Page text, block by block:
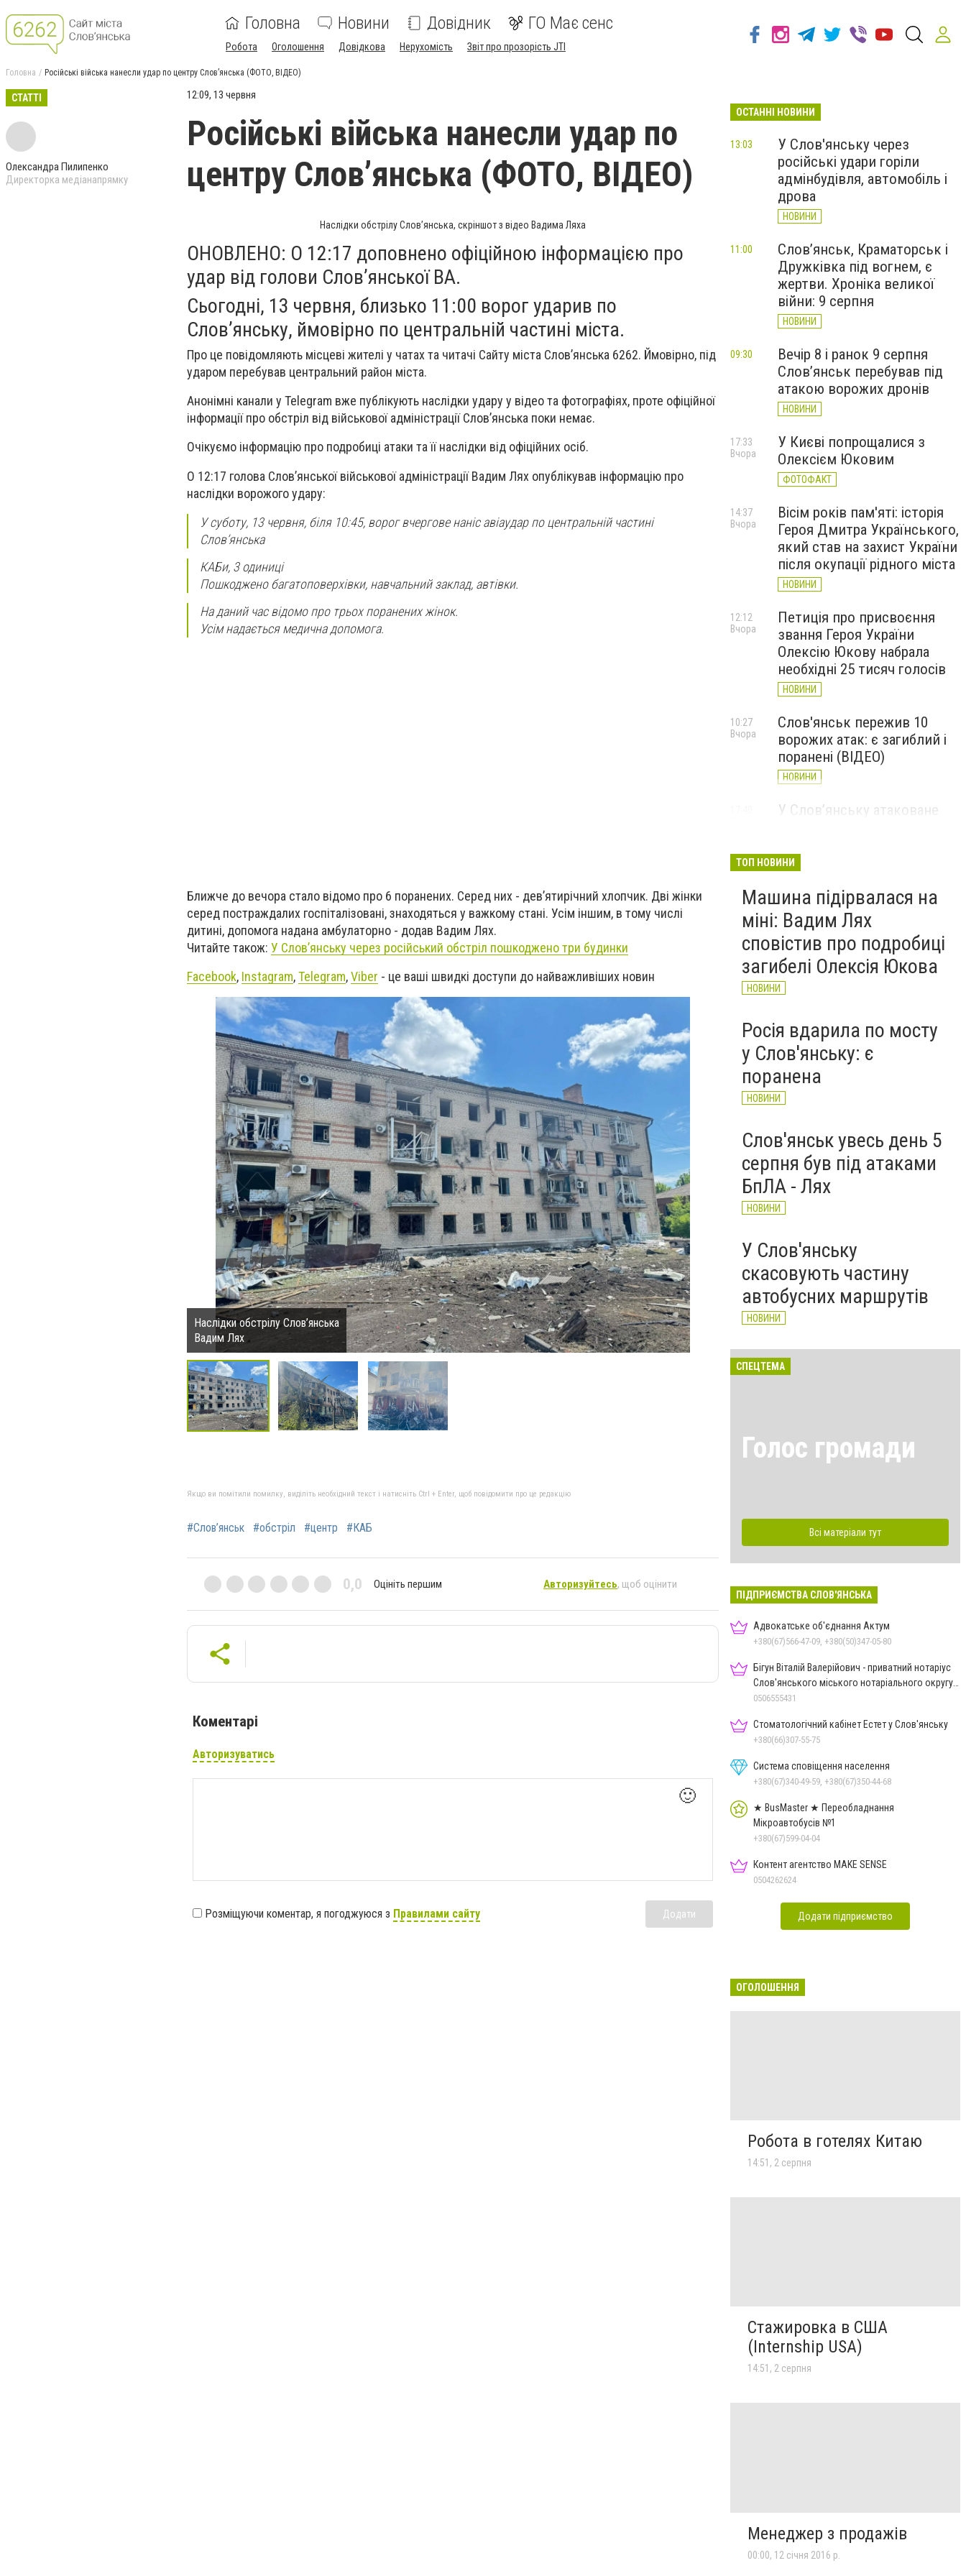
Головна Новини Довідник ГО Має сенс
Робота Оголошення Довідкова Нерухомість Звіт про прозорість JTI
Головна Російські війська нанесли удар по центру Слов’янська (ФОТО, ВІДЕО)
СТАТТІ
Олександра Пилипенко
Директорка медіанапрямку
12:09, 13 червня
Російські війська нанесли удар по
центру Слов’янська (ФОТО, ВІДЕО)
Наслідки обстрілу Слов’янська, скріншот з відео Вадима Ляха
ОНОВЛЕНО: О 12:17 доповнено офіційною інформацією про
удар від голови Слов’янської ВА.
Сьогодні, 13 червня, близько 11:00 ворог ударив по
Слов’янську, ймовірно по центральній частині міста.
Про це повідомляють місцеві жителі у чатах та читачі Сайту міста Слов’янська 6262. Ймовірно, під
ударом перебував центральний район міста.
Анонімні канали у Telegram вже публікують наслідки удару у відео та фотографіях, проте офіційної
інформації про обстріл від військової адміністрації Слов’янська поки немає.
Очікуємо інформацію про подробиці атаки та її наслідки від офіційних осіб.
О 12:17 голова Слов’янської військової адміністрації Вадим Лях опублікував інформацію про
наслідки ворожого удару:
У суботу, 13 червня, біля 10:45, ворог вчергове наніс авіаудар по центральній частині
Словʼянська
КАБи, 3 одиниці
Пошкоджено багатоповерхівки, навчальний заклад, автівки.
На даний час відомо про трьох поранених жінок.
Усім надається медична допомога.
Ближче до вечора стало відомо про 6 поранених. Серед них - девʼятирічний хлопчик. Дві жінки
серед постраждалих госпіталізовані, знаходяться у важкому стані. Усім іншим, в тому числі
дитині, допомога надана амбулаторно - додав Вадим Лях.
Читайте також: У Слов’янську через російський обстріл пошкоджено три будинки
Facebook, Instagram,Telegram,Viber - це ваші швидкі доступи до найважливіших новин
Наслідки обстрілу Слов’янська
Вадим Лях
Наслідки обстрілу Слов’янська
Якщо ви помітили помилку, виділіть необхідний текст і натисніть Ctrl + Enter, щоб повідомити про це редакцію
#Слов’янськ #обстріл #центр #КАБ
0,0 Оцініть першим Авторизуйтесь, щоб оцінити
Коментарі
Авторизуватись
🙂
Розміщуючи коментар, я погоджуюся з Правилами сайту Додати
ОСТАННІ НОВИНИ
У Слов'янську через
російські удари горіли
адмінбудівля, автомобіль і
дрова
НОВИНИ
13:03
Слов’янськ, Краматорськ і
Дружківка під вогнем, є
жертви. Хроніка великої
війни: 9 серпня
НОВИНИ
11:00
Вечір 8 і ранок 9 серпня
Слов’янськ перебував під
атакою ворожих дронів
НОВИНИ
09:30
У Києві попрощалися з
Олексієм Юковим
ФОТОФАКТ
17:33
Вчора
Вісім років пам'яті: історія
Героя Дмитра Українського,
який став на захист України
після окупації рідного міста
НОВИНИ
14:37
Вчора
Петиція про присвоєння
звання Героя України
Олексію Юкову набрала
необхідні 25 тисяч голосів
НОВИНИ
12:12
Вчора
Слов'янськ пережив 10
ворожих атак: є загиблий і
поранені (ВІДЕО)
НОВИНИ
10:27
Вчора
У Слов’янську атаковане
НОВИНИ
ТОП НОВИНИ
Машина підірвалася на
міні: Вадим Лях
сповістив про подробиці
загибелі Олексія Юкова
НОВИНИ
Росія вдарила по мосту
у Слов'янську: є
поранена
НОВИНИ
Слов'янськ увесь день 5
серпня був під атаками
БпЛА - Лях
НОВИНИ
У Слов'янську
скасовують частину
автобусних маршрутів
НОВИНИ
СПЕЦТЕМА
Голос громади
Всі матеріали тут
ПІДПРИЄМСТВА СЛОВ'ЯНСЬКА
Адвокатське об'єднання Актум
+380(67)566-47-09, +380(50)347-05-80
Бігун Віталій Валерійович - приватний нотаріус
Слов'янського міського нотаріального округу
Дон.обл.
0506555431
Стоматологічний кабінет Естет у Слов'янську
+380(66)307-55-75
Система сповіщення населення
+380(67)340-49-59, +380(67)350-44-68
★ BusMaster ★ Переобладнання
Мікроавтобусів №1
+380(67)599-04-04
Контент агентство MAKE SENSE
0504262624
Додати підприємство
ОГОЛОШЕННЯ
Робота в готелях Китаю
14:51, 2 серпня
Стажировка в США
(Internship USA)
14:51, 2 серпня
Менеджер з продажів
00:00, 12 січня 2016 р.